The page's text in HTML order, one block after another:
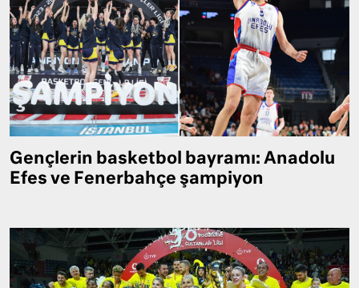
Gençlerin basketbol bayramı: Anadolu
Efes ve Fenerbahçe şampiyon